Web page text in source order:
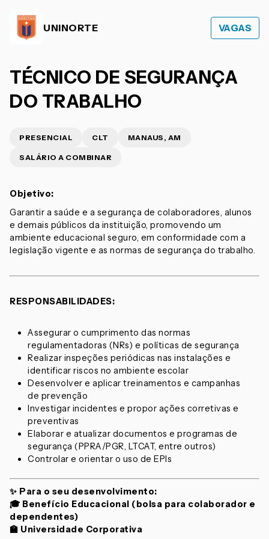
UNINORTE VAGAS
TÉCNICO DE SEGURANÇA
DO TRABALHO
PRESENCIAL CLT MANAUS, AM
SALÁRIO A COMBINAR
Objetivo:
Garantir a saúde e a segurança de colaboradores, alunos
e demais públicos da instituição, promovendo um
ambiente educacional seguro, em conformidade com a
legislação vigente e as normas de segurança do trabalho.
RESPONSABILIDADES:
Assegurar o cumprimento das normas
regulamentadoras (NRs) e políticas de segurança
Realizar inspeções periódicas nas instalações e
identificar riscos no ambiente escolar
Desenvolver e aplicar treinamentos e campanhas
de prevenção
Investigar incidentes e propor ações corretivas e
preventivas
Elaborar e atualizar documentos e programas de
segurança (PPRA/PGR, LTCAT, entre outros)
Controlar e orientar o uso de EPIs
✨ Para o seu desenvolvimento:
🎓 Benefício Educacional (bolsa para colaborador e
dependentes)
🏫 Universidade Corporativa